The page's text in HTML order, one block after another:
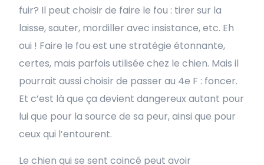
fuir? Il peut choisir de faire le fou : tirer sur la
laisse, sauter, mordiller avec insistance, etc. Eh
oui ! Faire le fou est une stratégie étonnante,
certes, mais parfois utilisée chez le chien. Mais il
pourrait aussi choisir de passer au 4e F : foncer.
Et c’est là que ça devient dangereux autant pour
lui que pour la source de sa peur, ainsi que pour
ceux qui l’entourent.
Le chien qui se sent coincé peut avoir